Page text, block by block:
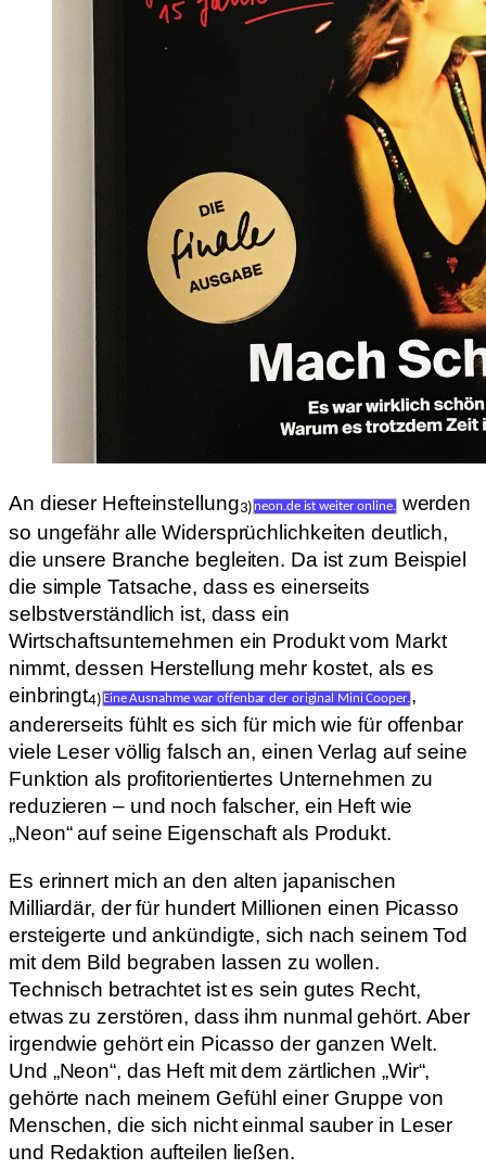
An dieser Hefteinstellung3) neon.de ist weiter online.werden
so ungefähr alle Widersprüchlichkeiten deutlich,
die unsere Branche begleiten. Da ist zum Beispiel
die simple Tatsache, dass es einerseits
selbstverständlich ist, dass ein
Wirtschaftsunternehmen ein Produkt vom Markt
nimmt, dessen Herstellung mehr kostet, als es
einbringt4) Eine Ausnahme war offenbar der original Mini Cooper.,
andererseits fühlt es sich für mich wie für offenbar
viele Leser völlig falsch an, einen Verlag auf seine
Funktion als profitorientiertes Unternehmen zu
reduzieren – und noch falscher, ein Heft wie
„Neon“ auf seine Eigenschaft als Produkt.
Es erinnert mich an den alten japanischen
Milliardär, der für hundert Millionen einen Picasso
ersteigerte und ankündigte, sich nach seinem Tod
mit dem Bild begraben lassen zu wollen.
Technisch betrachtet ist es sein gutes Recht,
etwas zu zerstören, dass ihm nunmal gehört. Aber
irgendwie gehört ein Picasso der ganzen Welt.
Und „Neon“, das Heft mit dem zärtlichen „Wir“,
gehörte nach meinem Gefühl einer Gruppe von
Menschen, die sich nicht einmal sauber in Leser
und Redaktion aufteilen ließen.